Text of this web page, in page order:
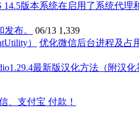
14.5版本系统在启用了系统代理
布。
06/13 1,339
优化微信后台进程及占
最新版汉化方法（附汉化